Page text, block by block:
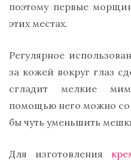
поэтому первые
этих местах.
Регулярное
за кожей вокруг глаз
сгладит мелкие
помощью него можно со
бы чуть уменьшить
Для изготовления